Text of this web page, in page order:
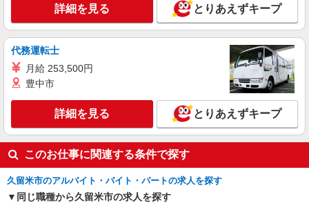
キープ 詳細を見る
詳細を見る とりあえずキープ
代務運転士
月給 253,500円
豊中市
詳細を見る とりあえずキープ
このお仕事に関連する条件で探す
久留米市のアルバイト・バイト・パートの求人を探す
同じ職種から久留米市の求人を探す